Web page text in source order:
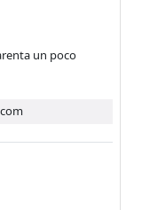
un poco